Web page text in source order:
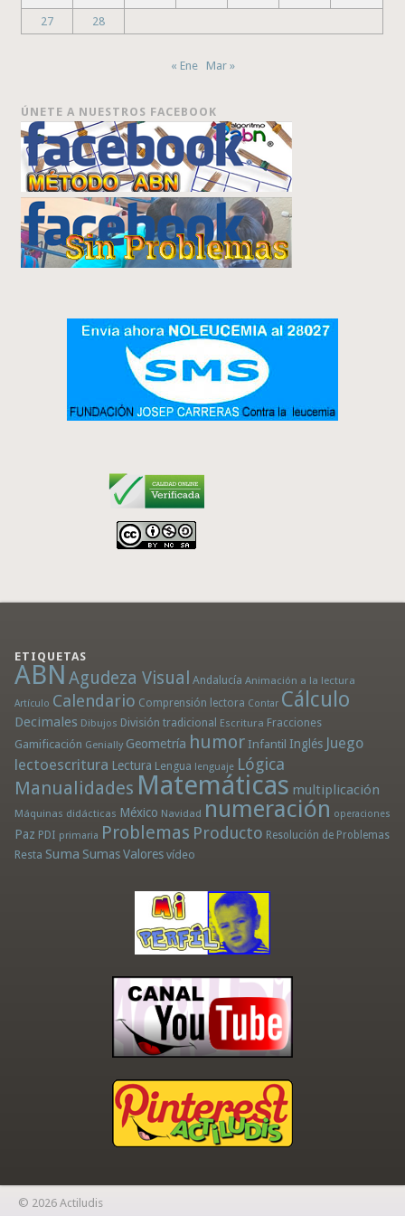
27
28
« Ene Mar »
ÚNETE A NUESTROS FACEBOOK
ETIQUETAS
ABN Agudeza Visual Andalucía Animación a la lectura
Artículo Calendario Comprensión lectora Contar Cálculo
Decimales Dibujos División tradicional Escritura Fracciones
Gamificación Genially Geometría humor Infantil Inglés Juego
lectoescritura Lectura Lengua lenguaje Lógica
Manualidades Matemáticas multiplicación
Máquinas didácticas México Navidad numeración operaciones
Paz PDI primaria Problemas Producto Resolución de Problemas
Resta Suma Sumas Valores vídeo
© 2026 Actiludis